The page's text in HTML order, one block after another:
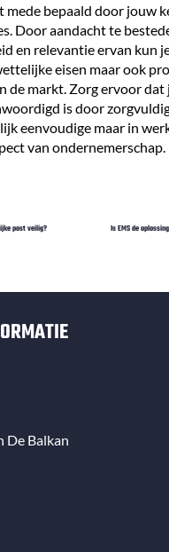
bepaald door jouw
Door aandacht te
en relevantie ervan kun
eisen maar ook
de markt. Zorg ervoor dat
is door
eenvoudige maar in
van ondernemerschap.
post veilig? Is EMS de
De Balkan